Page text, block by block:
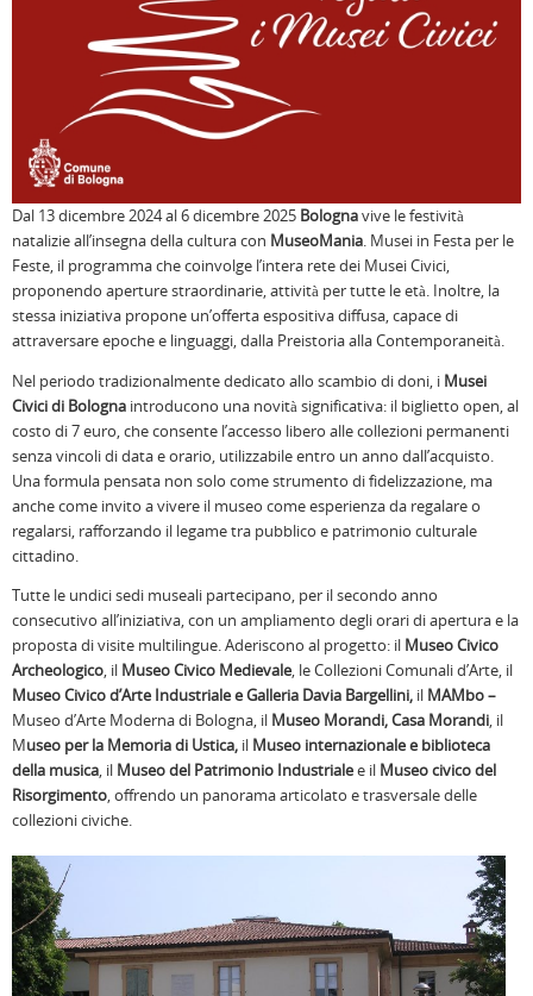
Dal 13 dicembre 2024 al 6 dicembre 2025 Bolognavive le festività
natalizie all’insegna della cultura con MuseoMania. Musei in Festa per le
Feste, il programma che coinvolge l’intera rete dei Musei Civici,
proponendo aperture straordinarie, attività per tutte le età. Inoltre, la
stessa iniziativa propone un’offerta espositiva diffusa, capace di
attraversare epoche e linguaggi, dalla Preistoria alla Contemporaneità.
Nel periodo tradizionalmente dedicato allo scambio di doni, i Musei
Civicidi Bologna introducono una novità significativa: il biglietto open, al
costo di 7 euro, che consente l’accesso libero alle collezioni permanenti
senza vincoli di data e orario, utilizzabile entro un anno dall’acquisto.
Una formula pensata non solo come strumento di fidelizzazione, ma
anche come invito a vivere il museo come esperienza da regalare o
regalarsi, rafforzando il legame tra pubblico e patrimonio culturale
cittadino.
Tutte le undici sedi museali partecipano, per il secondo anno
consecutivo all’iniziativa, con un ampliamento degli orari di apertura e la
proposta di visite multilingue. Aderiscono al progetto: il Museo Civico
Archeologico, il Museo Civico Medievale, le Collezioni Comunali d’Arte, il
Museo Civico d’Arte Industriale e Galleria Davia Bargellini, il MAMbo –
Museo d’Arte Moderna di Bologna, il Museo Morandi, Casa Morandi, il
Museo per la Memoria di Ustica, il Museo internazionale e biblioteca
della musica, il Museo del Patrimonio Industrialee il Museo civico del
Risorgimento, offrendo un panorama articolato e trasversale delle
collezioni civiche.